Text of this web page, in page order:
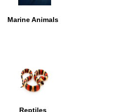
Marine Animals
Reptiles